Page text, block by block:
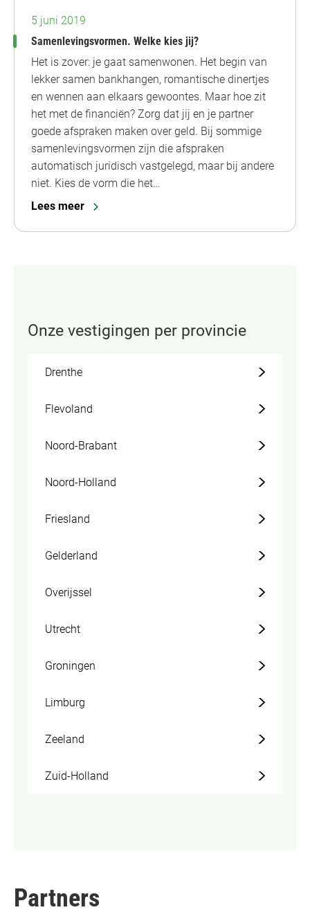
5 juni 2019
Samenlevingsvormen. Welke kies jij?
Het is zover: je gaat samenwonen. Het begin van
lekker samen bankhangen, romantische dinertjes
en wennen aan elkaars gewoontes. Maar hoe zit
het met de financiën? Zorg dat jij en je partner
goede afspraken maken over geld. Bij sommige
samenlevingsvormen zijn die afspraken
automatisch juridisch vastgelegd, maar bij andere
niet. Kies de vorm die het…
Lees meer
Onze vestigingen per provincie
Drenthe
Flevoland
Noord-Brabant
Noord-Holland
Friesland
Gelderland
Overijssel
Utrecht
Groningen
Limburg
Zeeland
Zuid-Holland
Partners